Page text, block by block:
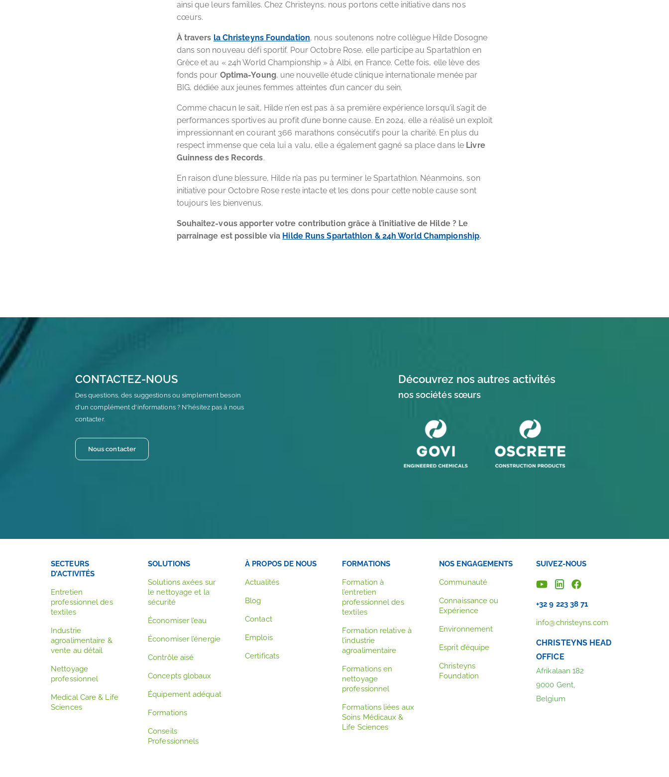
ainsi que leurs familles. Chez Christeyns, nous portons cette initiative dans nos
cœurs.
À travers la Christeyns Foundation, nous soutenons notre collègue Hilde Dosogne
dans son nouveau défi sportif. Pour Octobre Rose, elle participe au Spartathlon en
Grèce et au « 24h World Championship » à Albi, en France. Cette fois, elle lève des
fonds pour Optima-Young, une nouvelle étude clinique internationale menée par
BIG, dédiée aux jeunes femmes atteintes d’un cancer du sein.
Comme chacun le sait, Hilde n’en est pas à sa première expérience lorsqu’il s’agit de
performances sportives au profit d’une bonne cause. En 2024, elle a réalisé un exploit
impressionnant en courant 366 marathons consécutifs pour la charité. En plus du
respect immense que cela lui a valu, elle a également gagné sa place dans le Livre
Guinness des Records.
En raison d’une blessure, Hilde n’a pas pu terminer le Spartathlon. Néanmoins, son
initiative pour Octobre Rose reste intacte et les dons pour cette noble cause sont
toujours les bienvenus.
Souhaitez-vous apporter votre contribution grâce à l’initiative de Hilde ? Le
parrainage est possible via Hilde Runs Spartathlon & 24h World Championship.
CONTACTEZ-NOUS
Des questions, des suggestions ou simplement besoin
d'un complément d'informations ? N'hésitez pas à nous
contacter.
Nous contacter
Découvrez nos autres activités
nos sociétés sœurs
SECTEURS
D’ACTIVITÉS
Entretien
professionnel des
textiles
Industrie
agroalimentaire &
vente au détail
Nettoyage
professionnel
Medical Care & Life
Sciences
SOLUTIONS
Solutions axées sur
le nettoyage et la
sécurité
Économiser l’eau
Économiser l’énergie
Contrôle aisé
Concepts globaux
Équipement adéquat
Formations
Conseils
Professionnels
À PROPOS DE NOUS
Actualités
Blog
Contact
Emplois
Certificats
FORMATIONS
Formation à
l’entretien
professionnel des
textiles
Formation relative à
l’industrie
agroalimentaire
Formations en
nettoyage
professionnel
Formations liées aux
Soins Médicaux &
Life Sciences
NOS ENGAGEMENTS
Communauté
Connaissance ou
Expérience
Environnement
Esprit d’équipe
Christeyns
Foundation
SUIVEZ-NOUS
+32 9 223 38 71
info@christeyns.com
CHRISTEYNS HEAD
OFFICE
Afrikalaan 182
9000 Gent,
Belgium